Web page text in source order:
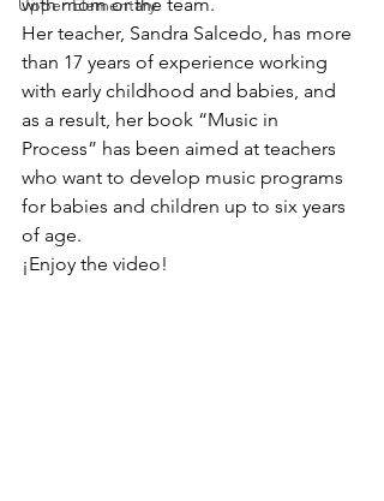
Upper Elementary
Her teacher, Sandra Salcedo, has more
than 17 years of experience working
with early childhood and babies, and
as a result, her book “Music in
Process” has been aimed at teachers
who want to develop music programs
for babies and children up to six years
of age.
¡Enjoy the video!